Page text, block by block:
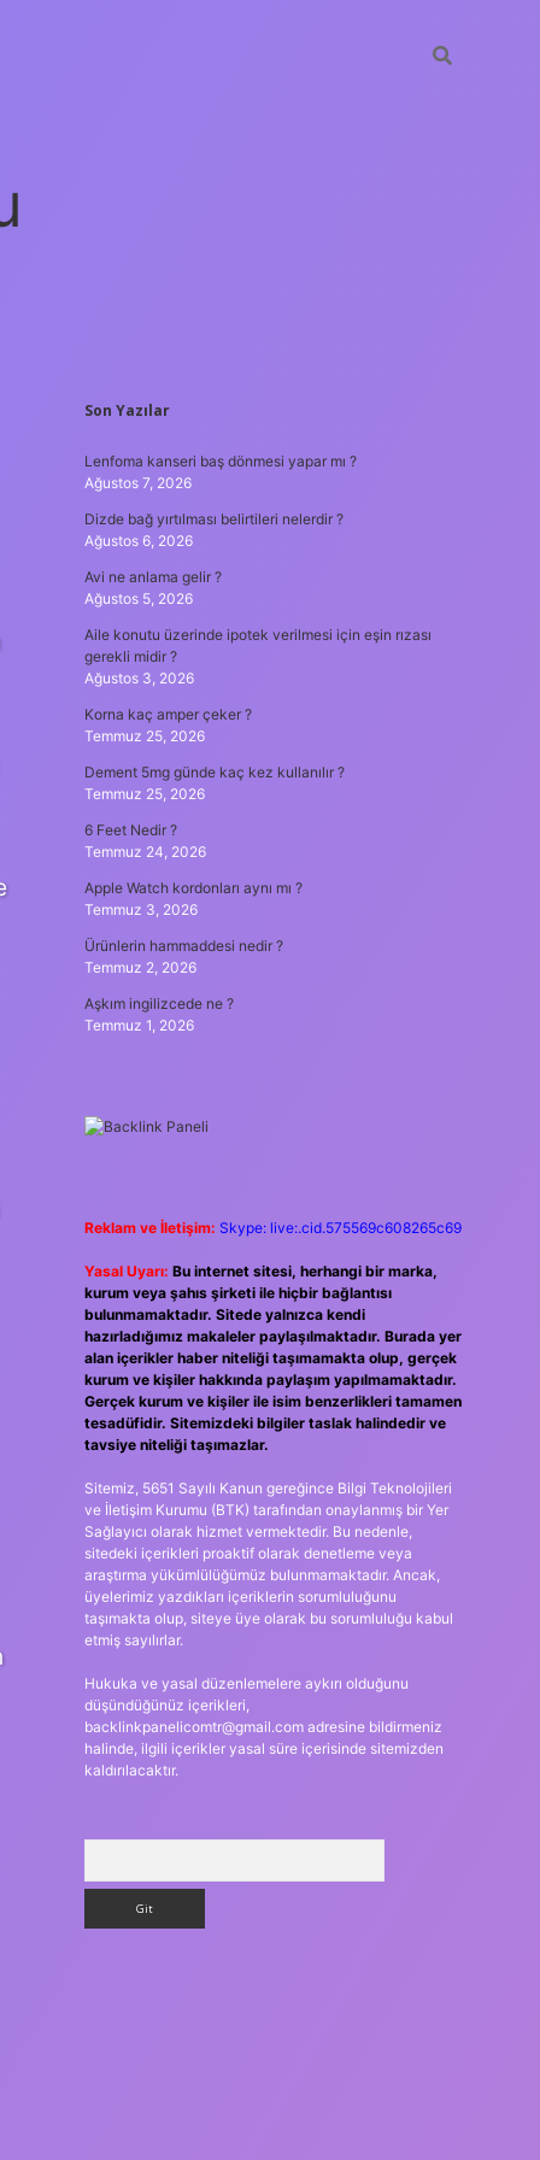
SIDEBAR
Son Yazılar
Lenfoma kanseri baş dönmesi yapar mı ?
Ağustos 7, 2026
Dizde bağ yırtılması belirtileri nelerdir ?
Ağustos 6, 2026
Avi ne anlama gelir ?
Ağustos 5, 2026
Aile konutu üzerinde ipotek verilmesi için eşin rızası
gerekli midir ?
Ağustos 3, 2026
Korna kaç amper çeker ?
Temmuz 25, 2026
Dement 5mg günde kaç kez kullanılır ?
Temmuz 25, 2026
6 Feet Nedir ?
Temmuz 24, 2026
Apple Watch kordonları aynı mı ?
Temmuz 3, 2026
Ürünlerin hammaddesi nedir ?
Temmuz 2, 2026
Aşkım ingilizcede ne ?
Temmuz 1, 2026
Reklam ve İletişim: Skype: live:.cid.575569c608265c69
Yasal Uyarı: Bu internet sitesi, herhangi bir marka,
kurum veya şahıs şirketi ile hiçbir bağlantısı
bulunmamaktadır. Sitede yalnızca kendi
hazırladığımız makaleler paylaşılmaktadır. Burada yer
alan içerikler haber niteliği taşımamakta olup, gerçek
kurum ve kişiler hakkında paylaşım yapılmamaktadır.
Gerçek kurum ve kişiler ile isim benzerlikleri tamamen
tesadüfidir. Sitemizdeki bilgiler taslak halindedir ve
tavsiye niteliği taşımazlar.
Sitemiz, 5651 Sayılı Kanun gereğince Bilgi Teknolojileri
ve İletişim Kurumu (BTK) tarafından onaylanmış bir Yer
Sağlayıcı olarak hizmet vermektedir. Bu nedenle,
sitedeki içerikleri proaktif olarak denetleme veya
araştırma yükümlülüğümüz bulunmamaktadır. Ancak,
üyelerimiz yazdıkları içeriklerin sorumluluğunu
taşımakta olup, siteye üye olarak bu sorumluluğu kabul
etmiş sayılırlar.
Hukuka ve yasal düzenlemelere aykırı olduğunu
düşündüğünüz içerikleri,
backlinkpanelicomtr@gmail.comadresine bildirmeniz
halinde, ilgili içerikler yasal süre içerisinde sitemizden
kaldırılacaktır.
güncel girişilbet casino